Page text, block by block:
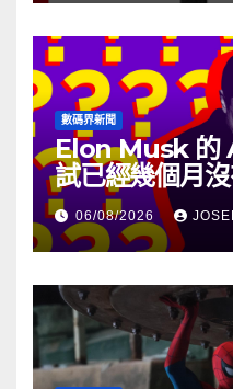
數碼界新聞
Elon Musk 的
試已經幾個月
06/08/2026